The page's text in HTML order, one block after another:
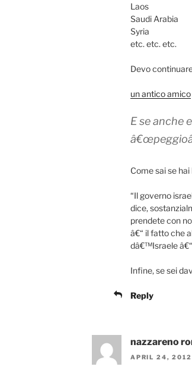
Laos
Saudi Arabia
Syria
etc. etc. etc.
Devo
un antico amico
E se anche
Come sai se
“Il governo
dice,
prendete con
â€“ il fatto che
dâ€™Israele
Infine, se sei
Reply
nazzareno
APRIL 24,